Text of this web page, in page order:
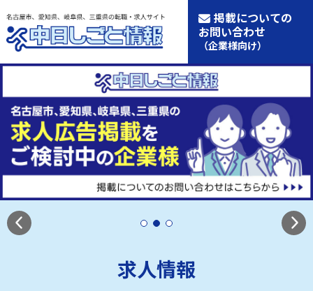
掲載についての
お問い合わせ
（企業様向け）
求人情報